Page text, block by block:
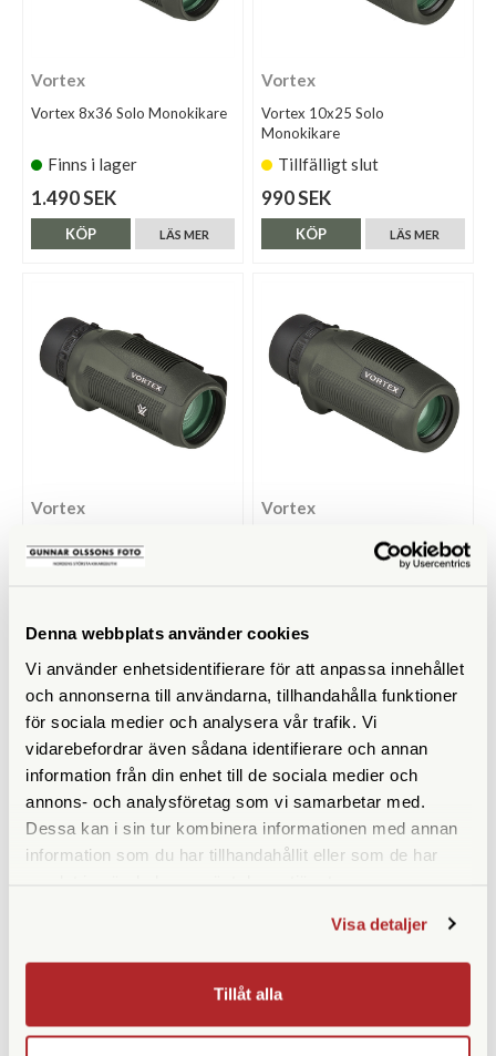
Denna webbplats använder cookies
Vi använder enhetsidentifierare för att anpassa innehållet
och annonserna till användarna, tillhandahålla funktioner
för sociala medier och analysera vår trafik. Vi
vidarebefordrar även sådana identifierare och annan
information från din enhet till de sociala medier och
annons- och analysföretag som vi samarbetar med.
Dessa kan i sin tur kombinera informationen med annan
information som du har tillhandahållit eller som de har
Visa detaljer
Tillåt alla
Vortex
Vortex 8x36 Solo Monokikare
Finns i lager
1.490 SEK
LÄS MER
KÖP
Vortex
Vortex 10x25 Solo
Monokikare
Tillfälligt slut
990 SEK
LÄS MER
KÖP
Vortex
Vortex 10x36 Solo
Monokikare
1.690 SEK
LÄS MER
KÖP
Vortex
Vortex 8x25 Solo Monokikare
890 SEK
LÄS MER
KÖP
Vortex 8x36 Solo RT tactical
Vortex 8x32 Recce Pro HD
Tactical m-rad